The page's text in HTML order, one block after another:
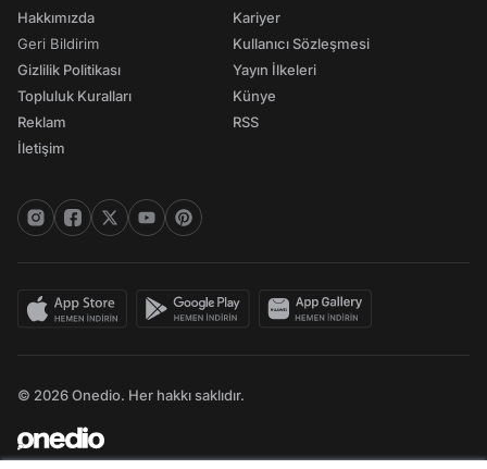
Hakkımızda
Geri Bildirim
Gizlilik Politikası
Topluluk Kuralları
Reklam
İletişim
Kariyer
Kullanıcı Sözleşmesi
Yayın İlkeleri
Künye
RSS
© 2026 Onedio. Her hakkı saklıdır.